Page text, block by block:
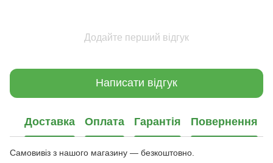
Додайте перший відгук
Написати відгук
Доставка Оплата Гарантія Повернення
Самовивіз з нашого магазину — безкоштовно.